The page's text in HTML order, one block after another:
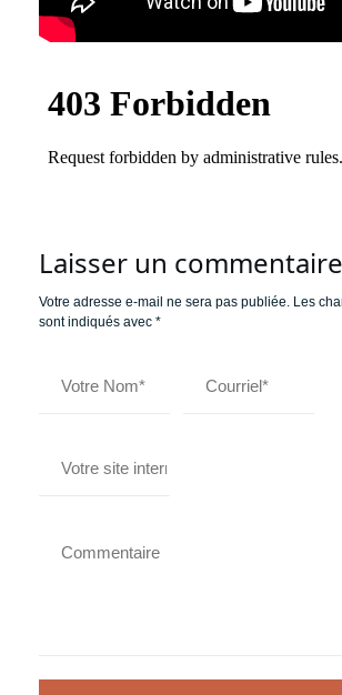
Laisser un commentaire
Votre adresse e-mail ne sera pas publiée. Les
sont indiqués avec *